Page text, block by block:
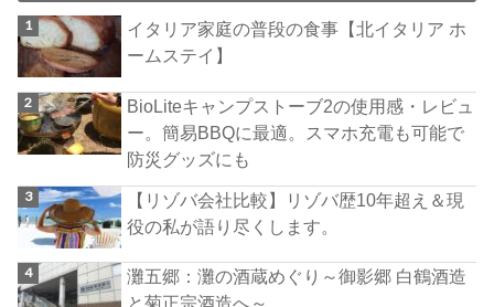
イタリア家庭の普段の食事【北イタリア ホ
ームステイ】
BioLiteキャンプストーブ2の使用感・レビュ
ー。簡易BBQに最適。スマホ充電も可能で
防災グッズにも
【リゾバ会社比較】リゾバ歴10年超え＆現
役の私が語り尽くします。
灘五郷：灘の酒蔵めぐり～御影郷 白鶴酒造